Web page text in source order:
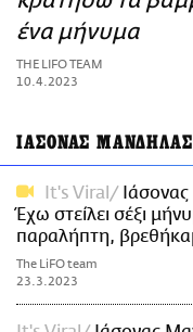
ΑΜΠΑ
PRINT
ένα μήνυμα
THE LIFO TEAM
10.4.2023
ΙΑΣΟΝΑΣ ΜΑΝΔΗΛΑΣ
It's Viral
Έχω στείλει σέξι
παραλήπτη,
The LiFO team
23.3.2023